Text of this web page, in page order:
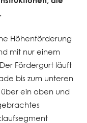
Höhenförderung
mit nur einem
Fördergurt läuft
bis zum unteren
ein oben und